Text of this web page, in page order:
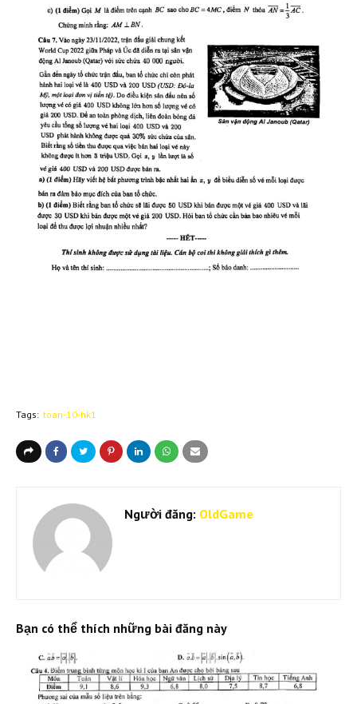
Tags: toan-10-hk1
Người đăng: OldGame
Bạn có thể thích những bài đăng này